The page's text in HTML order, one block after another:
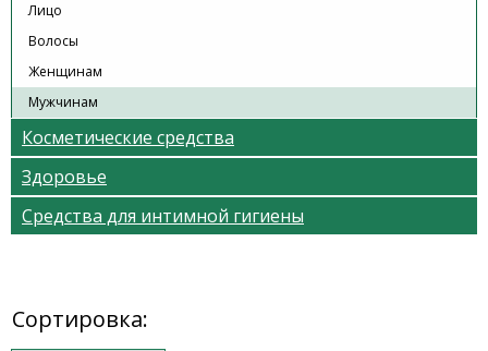
Лицо
Волосы
Женщинам
Мужчинам
Косметические средства
Здоровье
Средства для интимной гигиены
Сортировка: